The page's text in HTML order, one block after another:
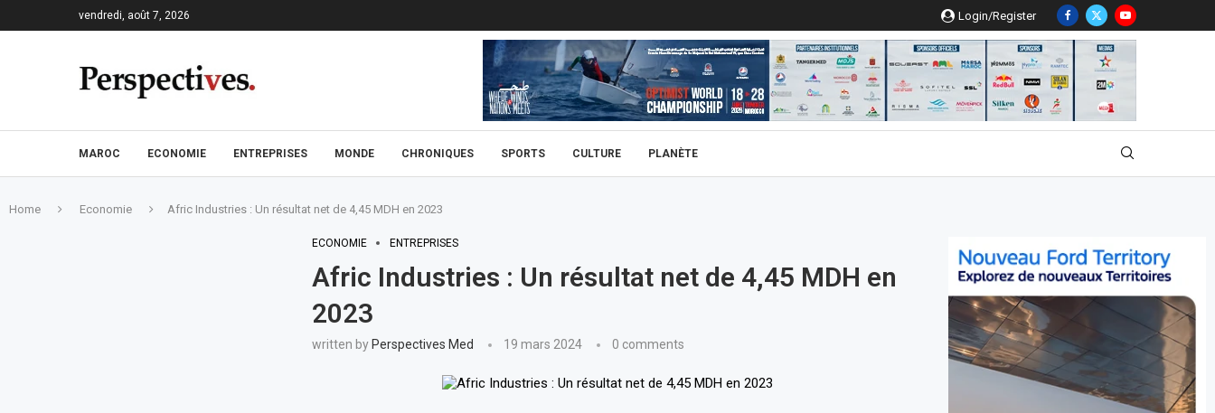
vendredi, août 7, 2026 Login/Register
MAROC ECONOMIE ENTREPRISES MONDE CHRONIQUES SPORTS CULTURE PLANÈTE
Home Economie Afric Industries : Un résultat net de 4,45 MDH en 2023
ECONOMIE ENTREPRISES
Afric Industries : Un résultat net de 4,45 MDH en
2023
written by Perspectives Med 19 mars 2024 0 comments